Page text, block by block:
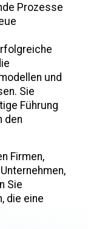
Prozesse
und
Sie
Führung
den
Firmen,
Sie
die eine